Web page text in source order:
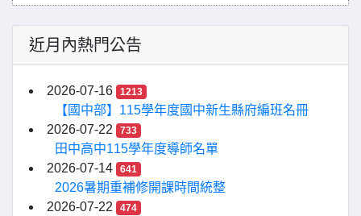
近月內熱門公告
2026-07-16 1213
【國中部】115學年度國中新生縣府編班名冊
2026-07-22
733
田中高中115學年度導師名單
2026-07-14
641
2026暑期重補修開課時間統整
2026-07-22
474